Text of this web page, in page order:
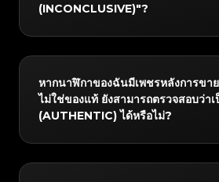
สองคน" หากความคิดเห็นเป็นเอกฉันท์
ควบคุมคุณภาพอิสระจะทำการประเมิน
ด้วย
(INCONCLUSIVE)"?
สำคัญ การสึกหรออย่างรุนแรงของสิน
เสียคุณสมบัติการตรวจสอบที่สำคัญ ค
ไม่สามารถบรรลุฉันทามติหลังจากการ
หากนาฬิกาของฉันมีเพชรหลังการขา
ไม่ใช่ของแท้ ยังสามารถตรวจสอบว่า
(AUTHENTIC) ได้หรือไม่?